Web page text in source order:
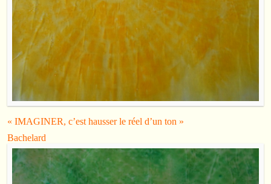
« IMAGINER, c’est hausser le réel d’un ton »
Bachelard